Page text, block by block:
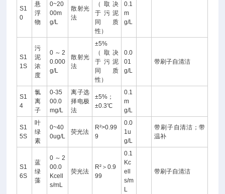
S1
0
悬
浮
物
0~20
00m
g/L
散射光
法
（取决
于污泥
同质
性）
0.1
m
g/L
S1
1S
污
泥
浓
度
0～2
0.000
g/L
散射光
法
±5%
（取决
于污泥
同质
性）
0.0
01
g/L
带刷子自清洁
S1
4
氯
离
子
0-35
00.0
mg/L
离子选
择电极
法
±5%；
±0.3℃
0.1
m
g/L
S1
5S
叶
绿
素
0~40
0ug/L
荧光法
R²>0.99
9
0.0
1u
g/L
带刷子自清洁；带
温补
S1
6S
蓝
绿
藻
0～2
00.0
Kcell
s/mL
荧光法
R²＞0.9
99
0.1
Kc
ell
s/m
L
带刷子自清洁